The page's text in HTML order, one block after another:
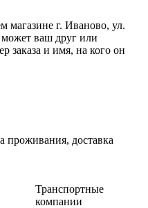
магазине г. Иваново, ул.
ваш друг или
заказа и имя, на кого он
проживания, доставка
Транспортные
компании